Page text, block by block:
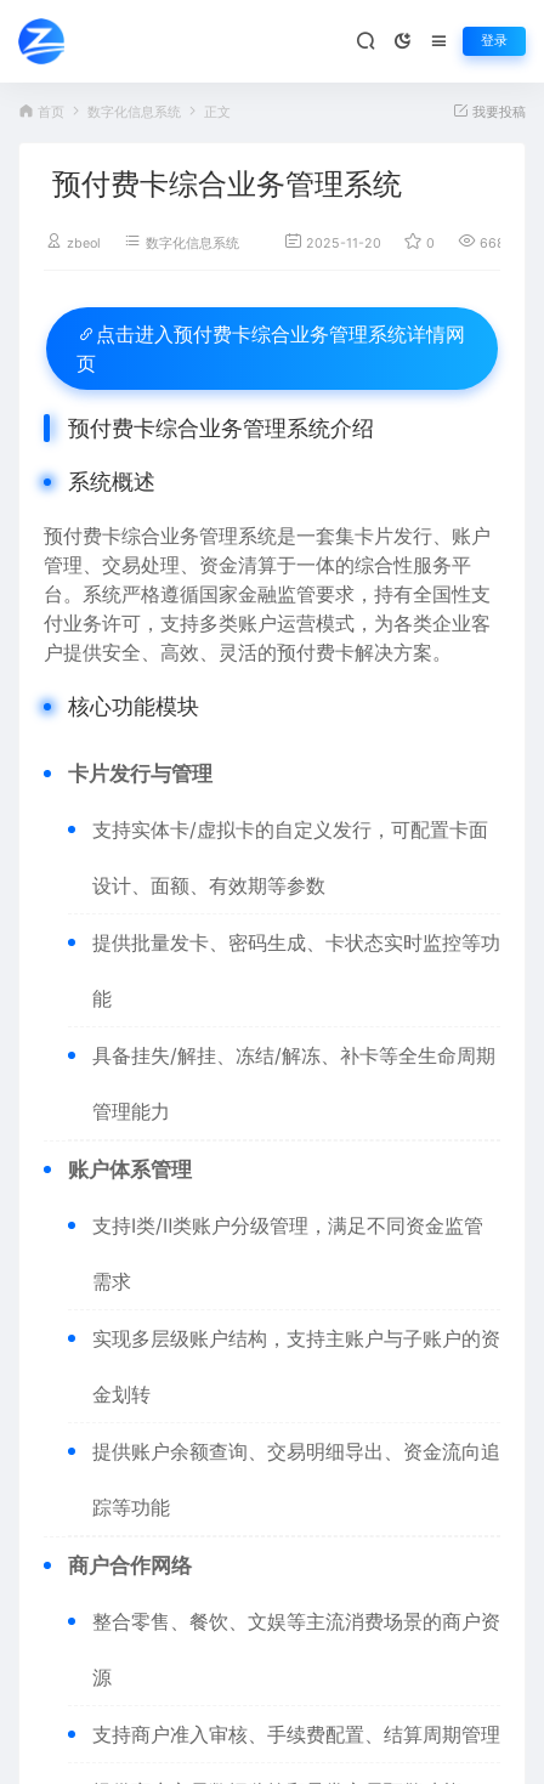
登录
首页 数字化信息系统 正文 我要投稿
预付费卡综合业务管理系统
zbeol 数字化信息系统 2025-11-20 0 668
点击进入 预付费卡综合业务管理系统详情网
页
预付费卡综合业务管理系统介绍
系统概述
预付费卡综合业务管理系统是一套集卡片发行、账户
管理、交易处理、资金清算于一体的综合性服务平
台。系统严格遵循国家金融监管要求，持有全国性支
付业务许可，支持多类账户运营模式，为各类企业客
户提供安全、高效、灵活的预付费卡解决方案。
核心功能模块
卡片发行与管理
支持实体卡/虚拟卡的自定义发行，可配置卡面
设计、面额、有效期等参数
提供批量发卡、密码生成、卡状态实时监控等功
能
具备挂失/解挂、冻结/解冻、补卡等全生命周期
管理能力
账户体系管理
支持Ⅰ类/Ⅱ类账户分级管理，满足不同资金监管
需求
实现多层级账户结构，支持主账户与子账户的资
金划转
提供账户余额查询、交易明细导出、资金流向追
踪等功能
商户合作网络
整合零售、餐饮、文娱等主流消费场景的商户资
源
支持商户准入审核、手续费配置、结算周期管理